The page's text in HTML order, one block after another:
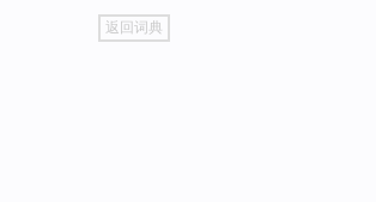
go
top
返回词典